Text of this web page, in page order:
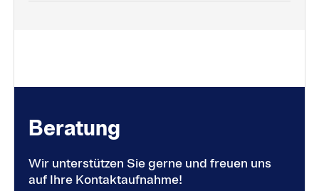
Be­rat­ung
Wir unterstützen Sie gerne und freuen uns
auf Ihre Kontaktaufnahme!